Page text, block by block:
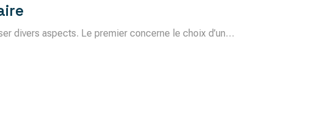
divers aspects. Le premier concerne le choix d’un…